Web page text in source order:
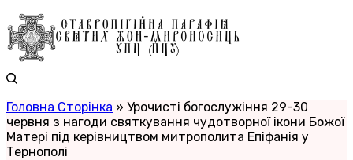
Головна Сторінка » Урочисті богослужіння 29-30
червня з нагоди святкування чудотворної ікони Божої
Матері під керівництвом митрополита Епіфанія у
Тернополі